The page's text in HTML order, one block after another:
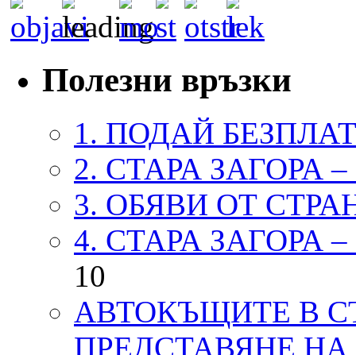
Полезни връзки
1. ПОДАЙ
2. СТАРА ЗАГОРА
3. ОБЯВИ ОТ
4. СТАРА ЗАГОРА
10
АВТОКЪЩИТЕ В
ПРЕДСТАВЯНЕ